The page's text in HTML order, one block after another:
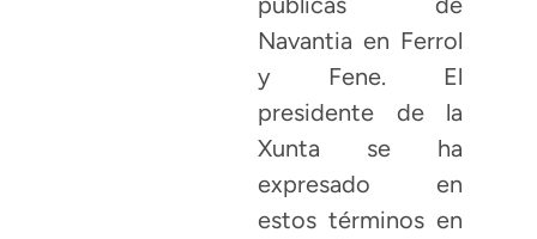
Navantia en Ferrol
y Fene. El
presidente de la
Xunta se ha
expresado en
estos términos en